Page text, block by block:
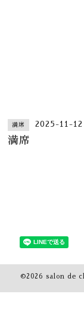
満席 2025-11-
満席
©2026 salon de